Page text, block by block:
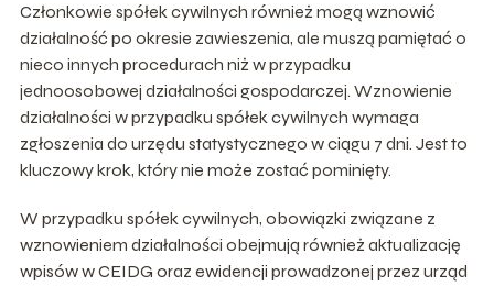
Członkowie spółek cywilnych również mogą wznowić
działalność po okresie zawieszenia, ale muszą pamiętać o
nieco innych procedurach niż w przypadku
jednoosobowej działalności gospodarczej. Wznowienie
działalności w przypadku spółek cywilnych wymaga
zgłoszenia do urzędu statystycznego w ciągu 7 dni. Jest to
kluczowy krok, który nie może zostać pominięty.
W przypadku spółek cywilnych, obowiązki związane z
wznowieniem działalności obejmują również aktualizację
wpisów w CEIDG oraz ewidencji prowadzonej przez urząd